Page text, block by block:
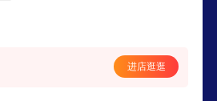
进店逛逛